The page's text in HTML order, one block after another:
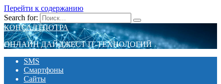
Перейти к содержанию
Search for:
КОНСАЛТПОТРА
ОНЛАЙН ДАЙДЖЕСТ IT-ТЕХНОЛОГИЙ
SMS
Смартфоны
Сайты